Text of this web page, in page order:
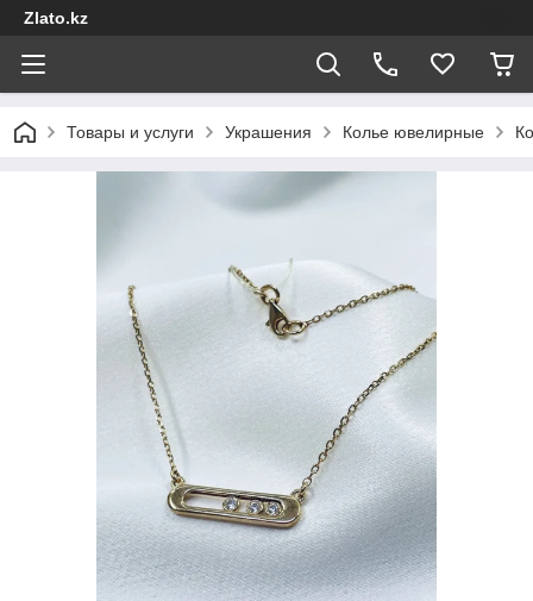
Zlato.kz
Товары и услуги Украшения Колье ювелирные